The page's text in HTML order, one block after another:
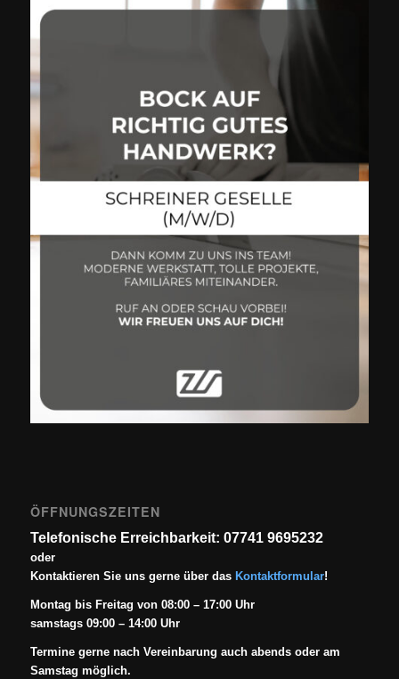
ÖFFNUNGSZEITEN
Telefonische Erreichbarkeit: 07741 9695232
oder
Kontaktieren Sie uns gerne über das Kontaktformular!
Montag bis Freitag von 08:00 – 17:00 Uhr
samstags 09:00 – 14:00 Uhr
Termine gerne nach Vereinbarung auch abends oder am
Samstag möglich.